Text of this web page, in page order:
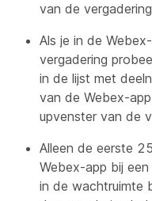
van de
Als je in de
vergadering
in de lijst met
van de Webex-
upvenster van de
Alleen de eerste
Webex-app bij
in de wachtruimte